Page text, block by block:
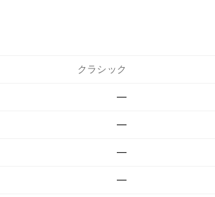
クラシック
—
—
—
—